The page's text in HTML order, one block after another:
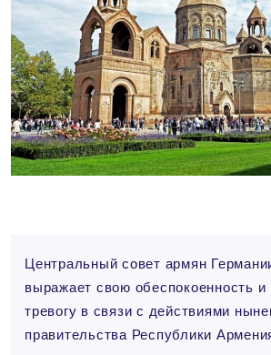
Центральный совет армян
выражает свою обеспокоенность и
тревогу в связи с действиями
правительства Республики